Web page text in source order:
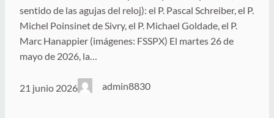
sentido de las agujas del reloj): el P. Pascal Schreiber, el P.
Michel Poinsinet de Sivry, el P. Michael Goldade, el P.
Marc Hanappier (imágenes: FSSPX) El martes 26 de
mayo de 2026, la…
21 junio 2026 admin8830